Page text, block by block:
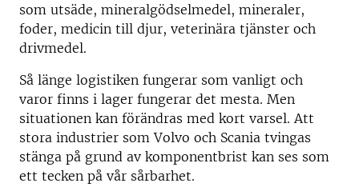
som utsäde, mineralgödselmedel, mineraler,
foder, medicin till djur, veterinära tjänster och
drivmedel.
Så länge logistiken fungerar som vanligt och
varor finns i lager fungerar det mesta. Men
situationen kan förändras med kort varsel. Att
stora industrier som Volvo och Scania tvingas
stänga på grund av komponentbrist kan ses som
ett tecken på vår sårbarhet.